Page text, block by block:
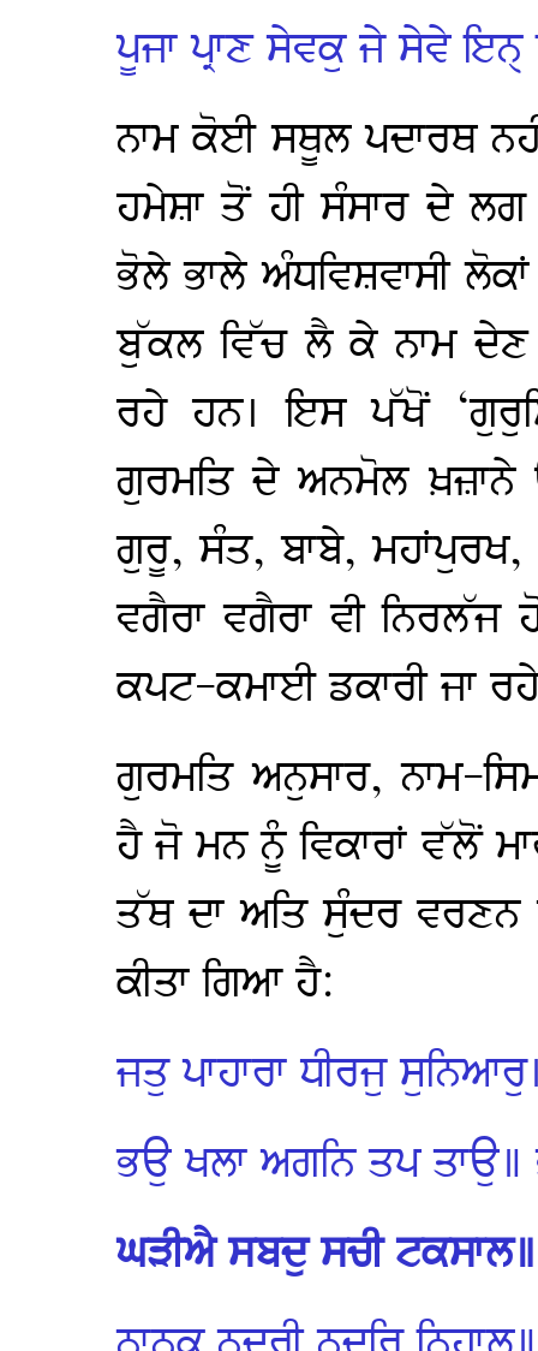
ਪੂਜਾ ਪ੍ਰਾਣ ਸੇਵਕੁ ਜੇ ਸੇਵੇ ਇਨੑ
ਨਾਮ ਕੋਈ ਸਥੂਲ ਪਦਾਰਥ
ਹਮੇਸ਼ਾ ਤੋਂ ਹੀ ਸੰਸਾਰ ਦੇ
ਭੋਲੇ ਭਾਲੇ ਅੰਧਵਿਸ਼ਵਾਸੀ
ਬੁੱਕਲ ਵਿੱਚ ਲੈ ਕੇ ਨਾਮ
ਰਹੇ ਹਨ। ਇਸ ਪੱਖੋਂ
ਗੁਰਮਤਿ ਦੇ ਅਨਮੋਲ ਖ਼ਜ਼ਾਨੇ
ਗੁਰੂ, ਸੰਤ, ਬਾਬੇ, ਮਹਾਂਪੁਰਖ,
ਵਗੈਰਾ ਵਗੈਰਾ ਵੀ
ਕਪਟ-ਕਮਾਈ ਡਕਾਰੀ ਜਾ
ਗੁਰਮਤਿ ਅਨੁਸਾਰ, ਨਾਮ-
ਹੈ ਜੋ ਮਨ ਨੂੰ ਵਿਕਾਰਾਂ ਵੱਲੋਂ
ਤੱਥ ਦਾ ਅਤਿ ਸੁੰਦਰ ਵਰਣਨ
ਕੀਤਾ ਗਿਆ ਹੈ:
ਜਤੁ ਪਾਹਾਰਾ ਧੀਰਜੁ
ਭਉ ਖਲਾ ਅਗਨਿ ਤਪ ਤਾਉ॥
ਘੜੀਐ ਸਬਦੁ ਸਚੀ